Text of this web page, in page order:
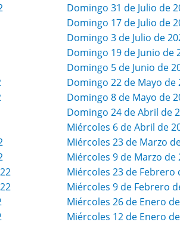
Domingo 31 de Julio de
Domingo 17 de Julio de
Domingo 3 de Julio de
Domingo 19 de Junio de
Domingo 5 de Junio de
Domingo 22 de Mayo de
Domingo 8 de Mayo de
Domingo 24 de Abril de
Miércoles 6 de Abril de
Miércoles 23 de Marzo
Miércoles 9 de Marzo de
Miércoles 23 de Febrero
Miércoles 9 de Febrero
Miércoles 26 de Enero
Miércoles 12 de Enero